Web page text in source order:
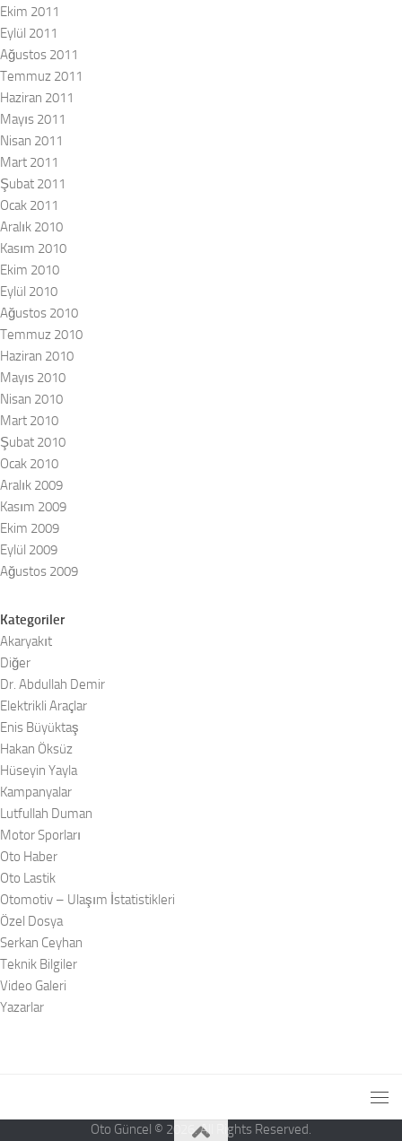
Ekim 2011
Eylül 2011
Ağustos 2011
Temmuz 2011
Haziran 2011
Mayıs 2011
Nisan 2011
Mart 2011
Şubat 2011
Ocak 2011
Aralık 2010
Kasım 2010
Ekim 2010
Eylül 2010
Ağustos 2010
Temmuz 2010
Haziran 2010
Mayıs 2010
Nisan 2010
Mart 2010
Şubat 2010
Ocak 2010
Aralık 2009
Kasım 2009
Ekim 2009
Eylül 2009
Ağustos 2009
Kategoriler
Akaryakıt
Diğer
Dr. Abdullah Demir
Elektrikli Araçlar
Enis Büyüktaş
Hakan Öksüz
Hüseyin Yayla
Kampanyalar
Lutfullah Duman
Motor Sporları
Oto Haber
Oto Lastik
Otomotiv – Ulaşım İstatistikleri
Özel Dosya
Serkan Ceyhan
Teknik Bilgiler
Video Galeri
Yazarlar
Oto Güncel © 2026. All Rights Reserved.